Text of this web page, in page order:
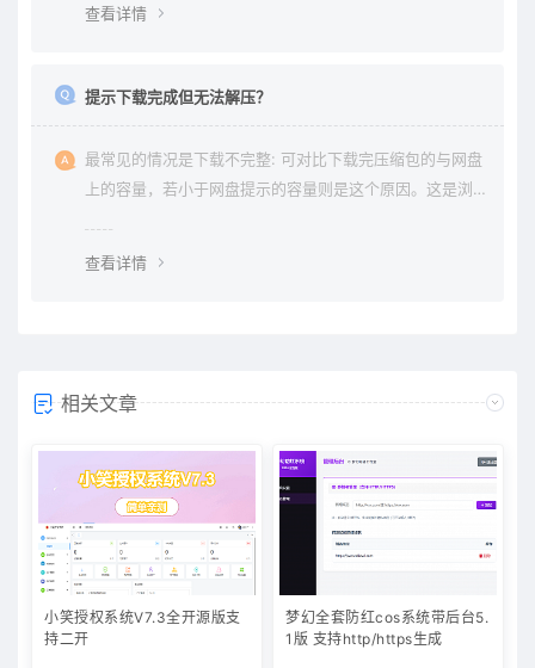
查看详情
提示下载完成但无法解压？
最常见的情况是下载不完整: 可对比下载完压缩包的与网盘
上的容量，若小于网盘提示的容量则是这个原因。这是浏
查看详情
相关文章
小笑授权系统V7.3全开源版支
持二开
梦幻全套防红cos系统带后台5.
1版 支持http/https生成